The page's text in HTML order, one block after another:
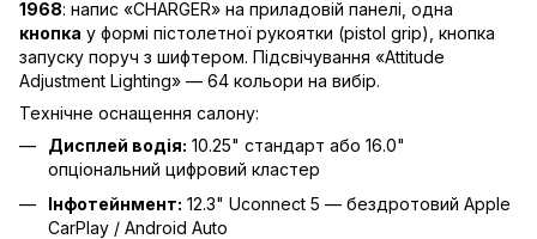
1968: напис «CHARGER» на приладовій панелі, одна
кнопка у формі пістолетної рукоятки (pistol grip), кнопка
запуску поруч з шифтером. Підсвічування «Attitude
Adjustment Lighting» — 64 кольори на вибір.
Технічне оснащення салону:
Дисплей водія: 10.25" стандарт або 16.0"
опціональний цифровий кластер
Інфотейнмент: 12.3" Uconnect 5 — бездротовий Apple
CarPlay / Android Auto